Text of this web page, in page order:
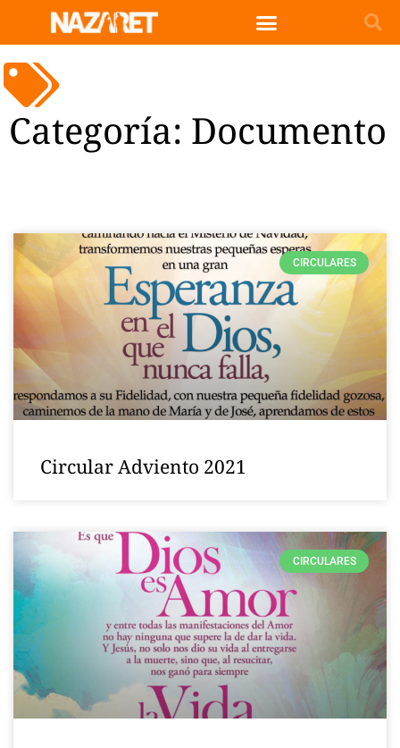
Categoría: Documento
CIRCULARES
Circular Adviento 2021
CIRCULARES